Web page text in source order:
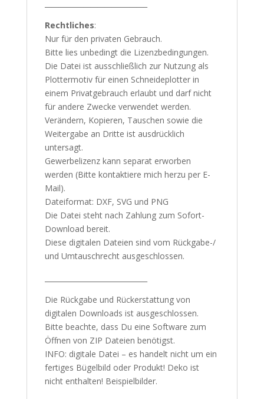
Rechtliches:
Nur für den privaten Gebrauch.
Bitte lies unbedingt die Lizenzbedingungen.
Die Datei ist ausschließlich zur Nutzung als
Plottermotiv für einen Schneideplotter in
einem Privatgebrauch erlaubt und darf nicht
für andere Zwecke verwendet werden.
Verändern, Kopieren, Tauschen sowie die
Weitergabe an Dritte ist ausdrücklich
untersagt.
Gewerbelizenz kann separat erworben
werden (Bitte kontaktiere mich herzu per E-
Mail).
Dateiformat: DXF, SVG und PNG
Die Datei steht nach Zahlung zum Sofort-
Download bereit.
Diese digitalen Dateien sind vom Rückgabe-/
und Umtauschrecht ausgeschlossen.
Die Rückgabe und Rückerstattung von
digitalen Downloads ist ausgeschlossen.
Bitte beachte, dass Du eine Software zum
Öffnen von ZIP Dateien benötigst.
INFO: digitale Datei – es handelt nicht um ein
fertiges Bügelbild oder Produkt! Deko ist
nicht enthalten! Beispielbilder.